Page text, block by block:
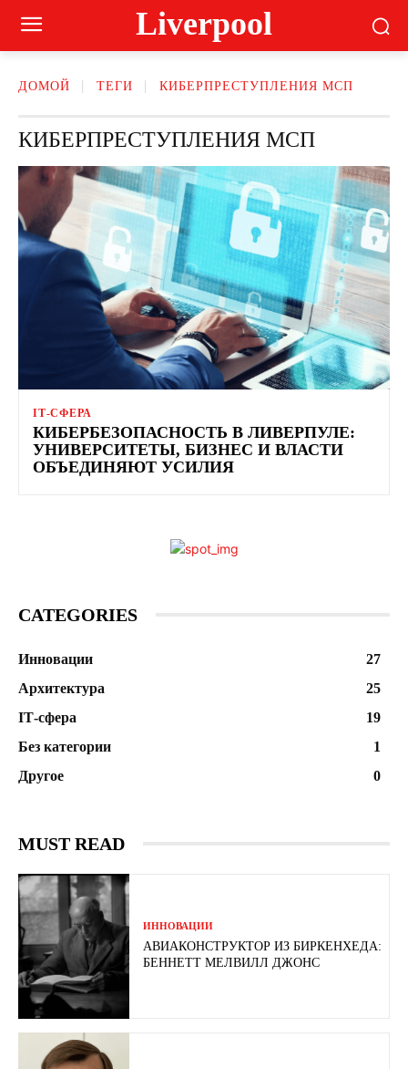
Liverpool
ДОМОЙ ТЕГИ КИБЕРПРЕСТУПЛЕНИЯ МСП
КИБЕРПРЕСТУПЛЕНИЯ МСП
ІТ-СФЕРА
КИБЕРБЕЗОПАСНОСТЬ В ЛИВЕРПУЛЕ:
УНИВЕРСИТЕТЫ, БИЗНЕС И ВЛАСТИ
ОБЪЕДИНЯЮТ УСИЛИЯ
CATEGORIES
Инновации
27
Архитектура
25
ІТ-сфера
19
Без категории
1
Другое
0
MUST READ
ИННОВАЦИИ
АВИАКОНСТРУКТОР ИЗ БИРКЕНХЕДА:
БЕННЕТТ МЕЛВИЛЛ ДЖОНС